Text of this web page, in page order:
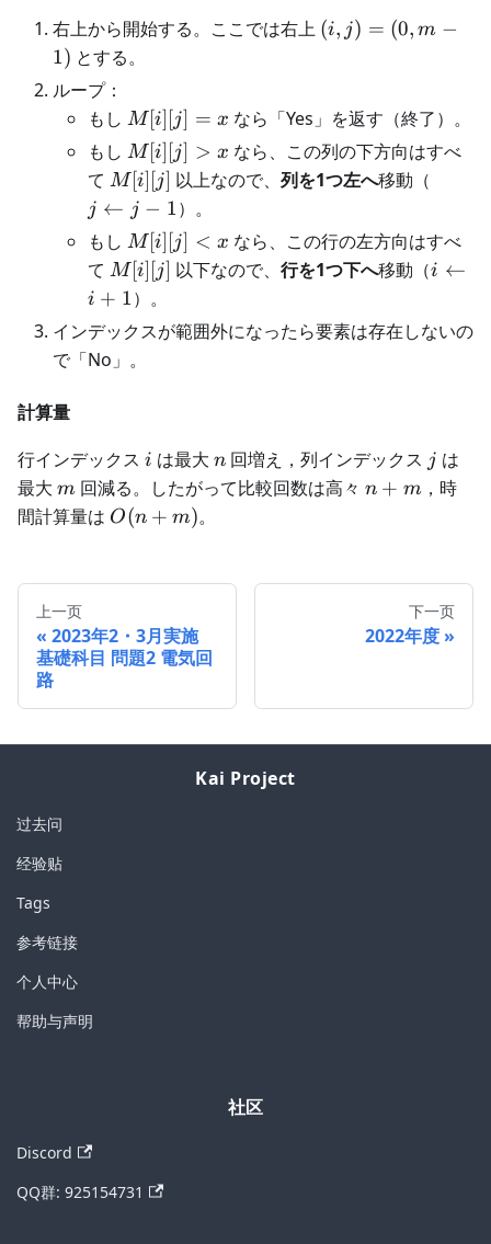
=
12
右上から開始する。ここでは右上 (i,j)=
(i, j) = (0, m −
1) とする。
ループ：
もし M[i]
[j]=x
M [i] [j] = x なら「Yes」を返す（終了）。
もし M[i]
[j]
> x
M [i] [j] > x なら、この列の下方向はすべ
て M[i]
[j]
M [i] [j] 以上なので、列を1つ左へ移動（
j ← j − 1）。
もし M[i]
[j]
< x
M [i] [j] < x なら、この行の左方向はすべ
て M[i]
[j]
M [i] [j] 以下なので、行を1つ下へ移動（i
i ←
i + 1）。
インデックスが範囲外になったら要素は存在しないの
で「No」。
計算量
行インデックス i
i は最大 n
n 回増え，列インデックス jj は
最大 m
m 回減る。したがって比較回数は高々 n+m
n + m，時
間計算量は O(n+m)
O(n + m)。
上一页
2023年2・3月実施
基礎科目 問題2 電気回
路
下一页
2022年度
Kai Project
过去问
经验贴
Tags
参考链接
个人中心
帮助与声明
社区
Discord
QQ群: 925154731